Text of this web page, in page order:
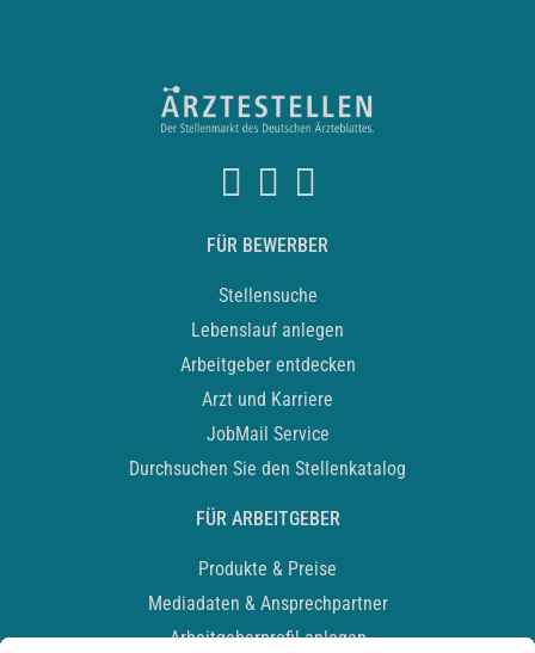
FÜR BEWERBER
Stellensuche
Lebenslauf anlegen
Arbeitgeber entdecken
Arzt und Karriere
JobMail Service
Durchsuchen Sie den Stellenkatalog
FÜR ARBEITGEBER
Produkte & Preise
Mediadaten & Ansprechpartner
Arbeitgeberprofil anlegen